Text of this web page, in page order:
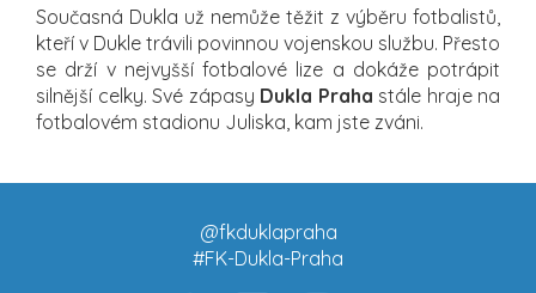
Současná Dukla už nemůže těžit z výběru fotbalistů,
kteří v Dukle trávili povinnou vojenskou službu. Přesto
se drží v nejvyšší fotbalové lize a dokáže potrápit
silnější celky. Své zápasy Dukla Praha stále hraje na
fotbalovém stadionu Juliska, kam jste zváni.
@fkduklapraha
#FK-Dukla-Praha